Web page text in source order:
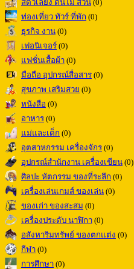
สัตว์เลี้ยง ต้นไม้ สวน (0)
ท่องเที่ยว ทัวร์ ที่พัก (0)
ธุรกิจ งาน (0)
เฟอนิเจอร์ (0)
แฟชั่นเสื้อผ้า (0)
มือถือ อุปกรณ์สื่อสาร (0)
สุขภาพ เสริมสวย (0)
หนังสือ (0)
อาหาร (0)
แม่และเด็ก (0)
อุตสาหกรรม เครื่องจักร (0)
อุปกรณ์สำนักงาน เครื่องเขียน (0)
ศิลปะ หัตกรรม ของที่ระลึก (0)
เครื่องเล่นเกมส์ ของเล่น (0)
ของเก่า ของสะสม (0)
เครื่องประดับ นาฬิกา (0)
อสังหาริมทรัพย์ ของตกแต่ง (0)
กีฬา (0)
การศึกษา (0)